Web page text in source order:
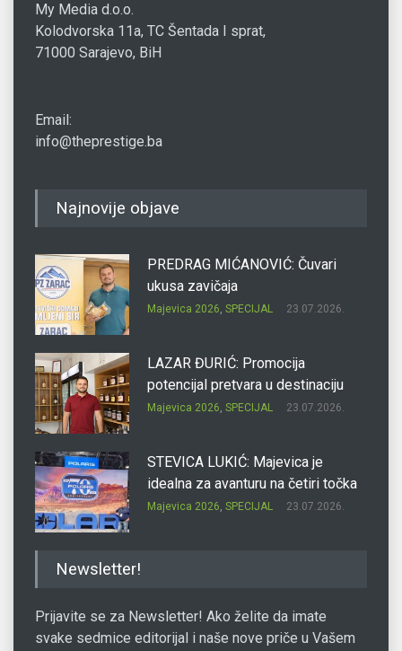
My Media d.o.o.
Kolodvorska 11a, TC Šentada I sprat,
71000 Sarajevo, BiH
Email:
info@theprestige.ba
Najnovije objave
PREDRAG MIĆANOVIĆ: Čuvari
ukusa zavičaja
Majevica 2026, SPECIJAL 23.07.2026.
LAZAR ĐURIĆ: Promocija
potencijal pretvara u destinaciju
Majevica 2026, SPECIJAL 23.07.2026.
STEVICA LUKIĆ: Majevica je
idealna za avanturu na četiri točka
Majevica 2026, SPECIJAL 23.07.2026.
Newsletter!
Prijavite se za Newsletter! Ako želite da imate
svake sedmice editorijal i naše nove priče u Vašem